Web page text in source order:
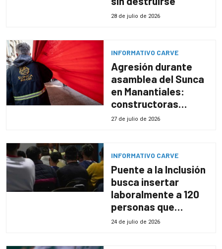
28 de julio de 2026
INFORMATIVO CARVE
Agresión durante
asamblea del Sunca
en Manantiales:
constructoras
alertan por impacto
27 de julio de 2026
INFORMATIVO CARVE
Puente a la Inclusión
busca insertar
laboralmente a 120
personas que
recuperaron la
24 de julio de 2026